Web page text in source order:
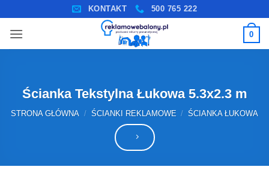
zawartości
KONTAKT 500 765 222
0
Ścianka Tekstylna Łukowa 5.3х2.3 m
STRONA GŁÓWNA / ŚCIANKI REKLAMOWE / ŚCIANKA ŁUKOWA